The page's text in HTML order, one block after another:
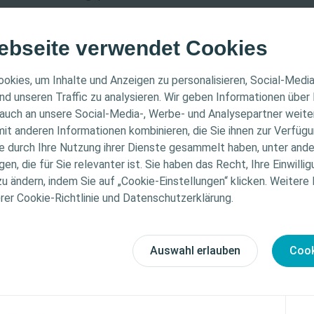
verwendet Cookies
um Inhalte und Anzeigen zu personalisieren, Social-
unseren Traffic zu analysieren. Wir geben Informationen über
an unsere Social-Media-, Werbe- und Analysepartner
anderen Informationen kombinieren, die Sie ihnen zur
durch Ihre Nutzung ihrer Dienste gesammelt haben, unter
die für Sie relevanter ist. Sie haben das Recht, Ihre
ändern, indem Sie auf „Cookie-Einstellungen“ klicken.
Cookie-Richtlinie und Datenschutzerklärung.
Auswahl erlauben
HINWEIS
sich nur an medizinisches Fachpersonal. Der
Informations- und Fortbildungszwecke bestimmt.
medizinischen Rat. Die Verantwortung für die
liegt beim medizinischen Fachpersonal.
zu den vorgestellten Produkten, einschließlich
akute, kurative, rehabilitative und palliative Aspekte.
dabei die individuellen Möglichkeiten zur Selbstpflege
Seminars umfasst 120 Unterrichtsstunden und ist in drei
wird durch Kurzvorträge, Impulsreferate,
Zum Abschluss des Seminars legen Sie eine
Sie vor einem Fachgremium präsentieren.